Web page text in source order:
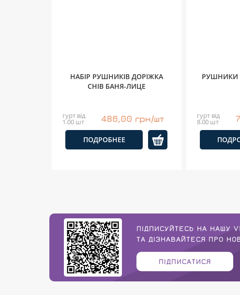
НАБІР РУШНИКІВ ДОРІЖКА
СНІВ БАНЯ-ЛИЦЕ
гурт від
1.00 шт 486,00 грн/шт
ПОДРОБНЕЕ
РУШНИКИ
гурт від
8.00 шт
ПІДПИСУЙТЕСЬ НА НАШУ
ТА ДІЗНАВАЙТЕСЯ ПРО
ПІДПИСАТИСЯ